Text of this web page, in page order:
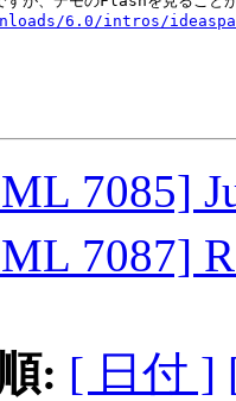
6.0/intros/
7085]
7087]
: [ 日付 ]